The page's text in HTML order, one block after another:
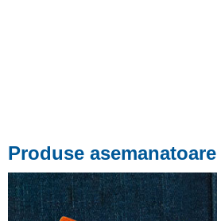
Produse asemanatoare